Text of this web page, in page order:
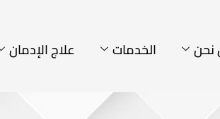
علاج الإدمان الخدمات